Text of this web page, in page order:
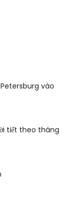
vào
tiết theo tháng